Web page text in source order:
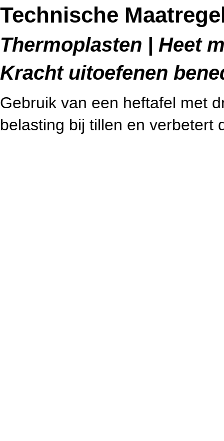
Technische
Thermoplasten | Heet
Kracht uitoefenen
Gebruik van een heftafel met
belasting bij tillen en verbetert